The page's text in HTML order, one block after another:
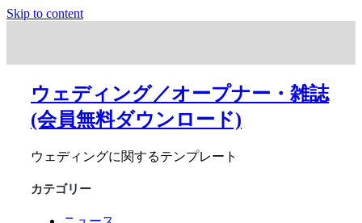
Skip to content
ウェディング／オープナー・雑誌
(会員無料ダウンロード)
ウェディングに関するテンプレート
カテゴリー